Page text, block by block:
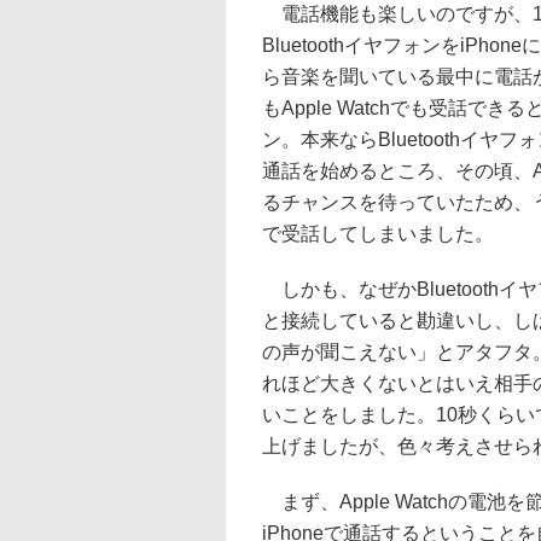
電話機能も楽しいのですが、
BluetoothイヤフォンをiPhone
ら音楽を聞いている最中に電
もApple Watchでも受話できる
ン。本来ならBluetoothイヤフ
通話を始めるところ、その頃、
るチャンスを待っていたため、
で受話してしまいました。
しかも、なぜかBluetoothイヤ
と接続していると勘違いし、し
の声が聞こえない」とアタフタ
れほど大きくないとはいえ相
いことをしました。10秒くら
上げましたが、色々考えさせら
まず、Apple Watchの電池を
iPhoneで通話するということ